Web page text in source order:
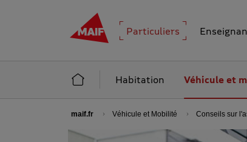
MAIF - Allez à l'accueil de maif.fr
Particuliers
Accueil Particuliers
Habitation Véhicule et
maif.fr Véhicule et Mobilité Conseils sur